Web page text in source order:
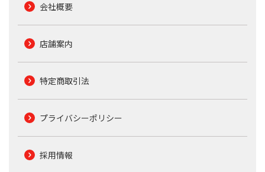
会社概要
店舗案内
特定商取引法
プライバシーポリシー
採用情報